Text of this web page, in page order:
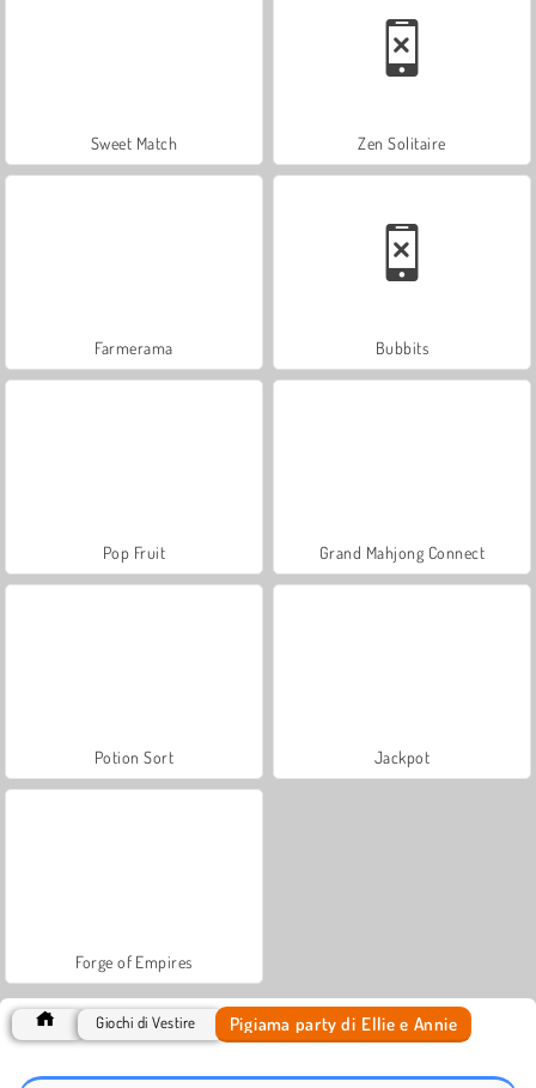
Sweet Match Zen Solitaire
Farmerama Bubbits
Pop Fruit Grand Mahjong Connect
Potion Sort Jackpot
Forge of Empires
Giochi di Vestire Pigiama party di Ellie e Annie